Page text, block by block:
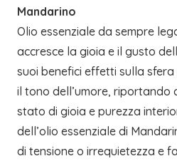
Mandarino
Olio essenziale da sempre
accresce la gioia e il gusto
suoi benefici effetti sulla
il tono dell’umore, riportando
stato di gioia e purezza
dell’olio essenziale di
di tensione o irrequietezza e